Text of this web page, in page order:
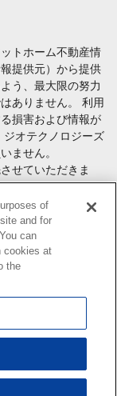
トホーム不動産情
提供元）から提供
う、最大限の努力
ありません。 利用
損害および情報が
オテクノロジーズ
ません。
せていただきま
）の際には、内容
説明を受け、ご自
産業務ソリューシ
ら
転載を禁止します。著作権
of
and for
can
cookies at
the